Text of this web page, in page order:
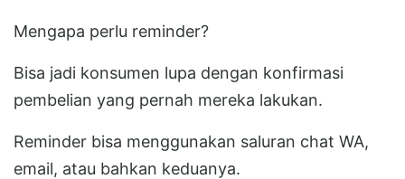
Mengapa perlu reminder?
Bisa jadi konsumen lupa dengan konfirmasi
pembelian yang pernah mereka lakukan.
Reminder bisa menggunakan saluran chat WA,
email, atau bahkan keduanya.